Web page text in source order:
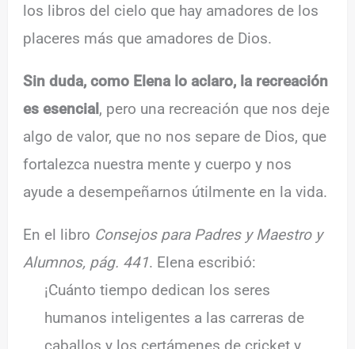
los libros del cielo que hay amadores de los
placeres más que amadores de Dios.
Sin duda, como Elena lo aclaro, la recreación
es esencial, pero una recreación que nos deje
algo de valor, que no nos separe de Dios, que
fortalezca nuestra mente y cuerpo y nos
ayude a desempeñarnos útilmente en la vida.
En el libro Consejos para Padres y Maestro y
Alumnos, pág. 441. Elena escribió:
¡Cuánto tiempo dedican los seres
humanos inteligentes a las carreras de
caballos y los certámenes de cricket y